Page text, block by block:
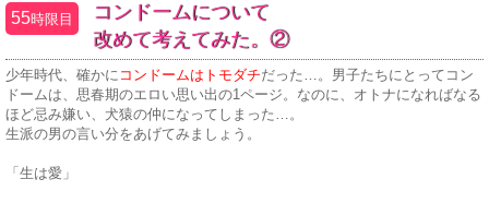
55時限目
コンドームについて
改めて考えてみた。②
少年時代、確かに コンドームはトモダチだった…。男子たちにとってコン
ドームは、思春期のエロい思い出の1ページ。なのに、オトナになればなる
ほど忌み嫌い、犬猿の仲になってしまった…。
生派の男の言い分をあげてみましょう。
「生は愛」